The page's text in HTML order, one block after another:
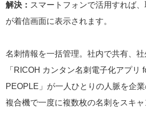
解決： スマートフォンで活用すれば
が着信画面に表示されます。
名刺情報を一括管理。社内で共有、社
「RICOH カンタン名刺電子化アプリ
PEOPLE」が一人ひとりの人脈を企業
複合機で一度に複数枚の名刺をスキャ